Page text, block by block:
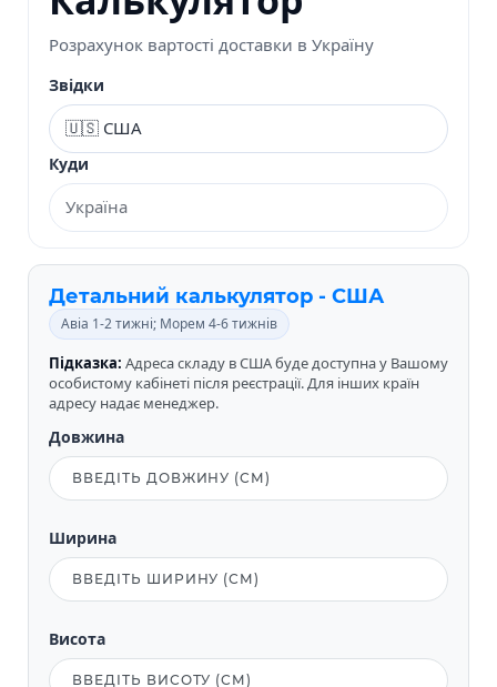
Розрахунок вартості доставки в Україну
Звідки
Куди
Детальний калькулятор - США
Авіа 1-2 тижні; Морем 4-6 тижнів
Підказка: Адреса складу в США буде доступна у Вашому
особистому кабінеті після реєстрації. Для інших країн
адресу надає менеджер.
Довжина
Ширина
Висота